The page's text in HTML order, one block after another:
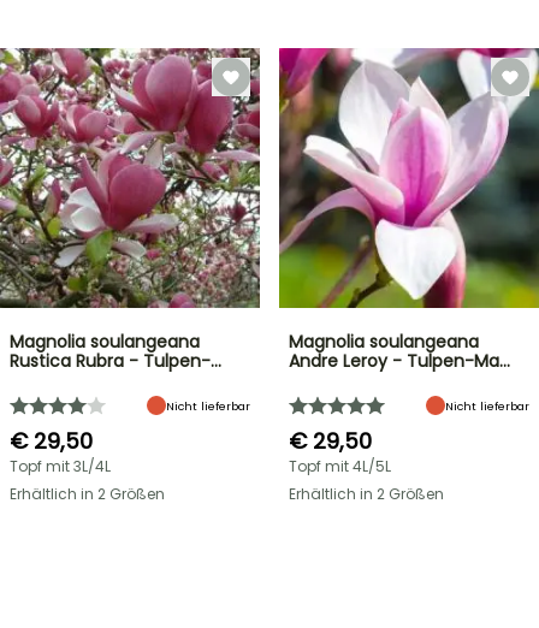
Magnolia soulangeana
Rustica Rubra - Tulpen-…
Nicht lieferbar
€ 29,50
Topf mit 3L/4L
Erhältlich in 2 Größen
Magnolia soulangeana
Andre Leroy - Tulpen-Ma…
Nicht lieferbar
€ 29,50
Topf mit 4L/5L
Erhältlich in 2 Größen